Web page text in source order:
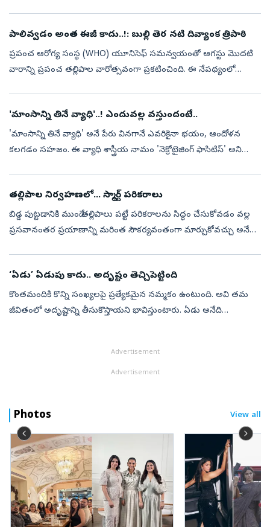
పాలివ్వడం అంత ఈజీ కాదు..!: బుల్లి తెర నటి దివ్యాంక త్రిపాఠి
ప్రపంచ ఆరోగ్య సంస్థ (WHO) యూనిసెఫ్ సమన్వయంతో ఆగస్టు మొదటి
వారాన్ని ప్రపంచ తల్లిపాల వారోత్సవంగా ప్రకటించింది. ఈ నేపథ్యంలో
'మాంసాన్ని తినే వ్యాధి'..! ఎందువల్ల వస్తుందంటే..
'మాంసాన్ని తినే వ్యాధి' అనే పేరు వినగానే ఎవరికైనా భయం, ఆందోళన
కలగడం సహజం. ఈ వ్యాధి శాస్త్రీయ నామం 'నెక్రోటైజింగ్ ఫాసిటిస్' అని
తల్లిపాల నిర్వహణలో... స్మార్ట్‌ పరికరాలు
బిడ్డ పుట్టడానికి ముందే తల్లిపాలు పట్టే పరికరాలను సిద్ధం చేసుకోవడం వల్ల
ప్రసవానంతర ప్రయాణాన్ని మరింత సౌకర్యవంతంగా మార్చుకోవచ్చు అనేది
‘ఏడు’ ఏడుపు కాదు.. అదృష్టం తెచ్చిపెట్టింది
కొంతమందికి కొన్ని సంఖ్యలపై ప్రత్యేకమైన నమ్మకం ఉంటుంది. అవి తమ
జీవితంలో అదృష్టాన్ని తీసుకొస్తాయని భావిస్తుంటారు. ఏడు అనేది
Advertisement
Advertisement
Photos View all